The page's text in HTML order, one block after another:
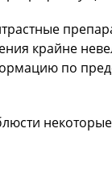
крайне
по
некоторые